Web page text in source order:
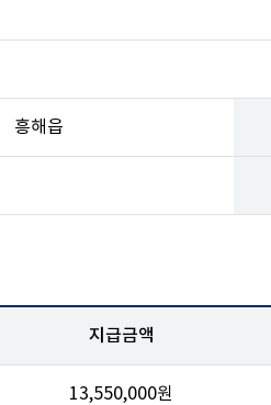
흥해읍
지급금액
13,550,000원